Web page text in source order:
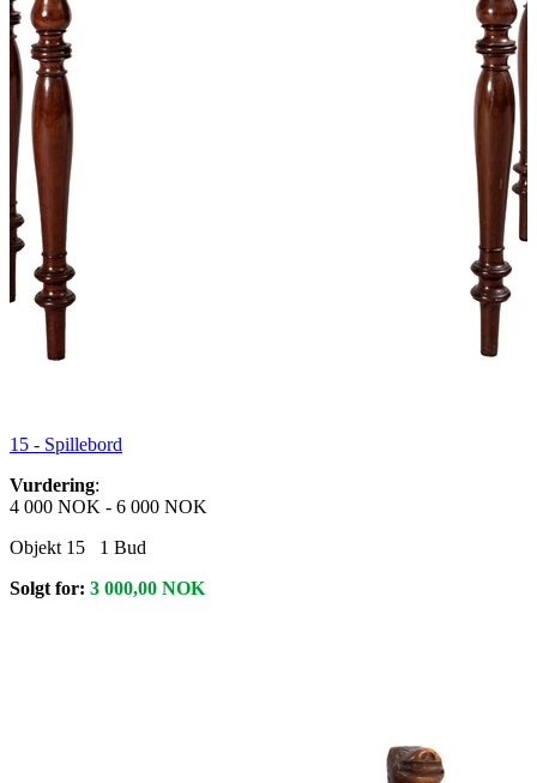
15 - Spillebord
Vurdering:
4 000 NOK - 6 000 NOK
Objekt 15
1 Bud
Solgt for: 3 000,00 NOK